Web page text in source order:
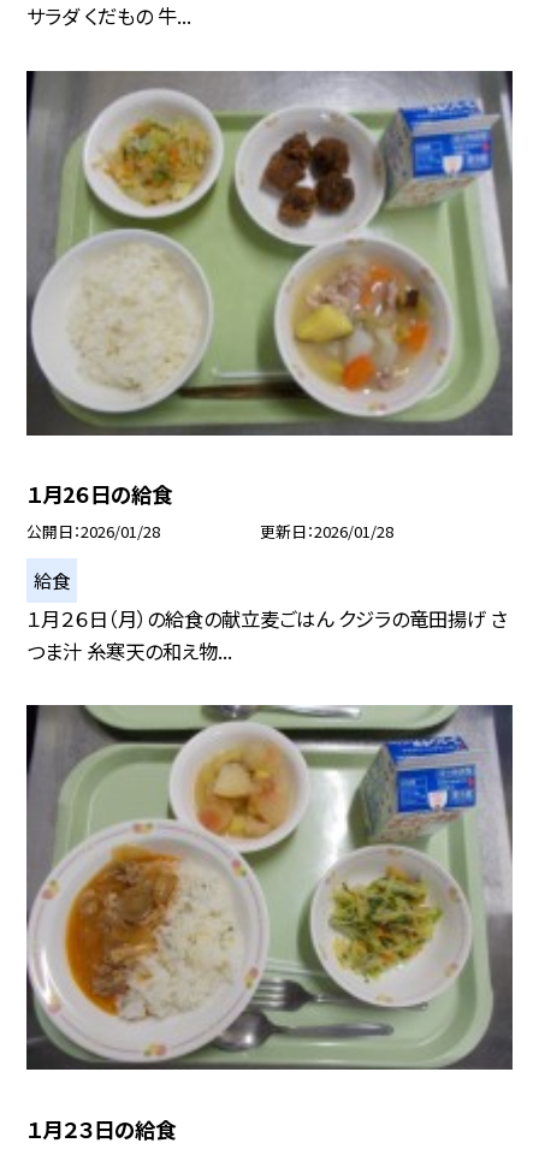
サラダ くだもの 牛...
１月2６日の給食
公開日 2026/01/28 更新日 2026/01/28
給食
１月２６日（月）の給食の献立麦ごはん クジラの竜田揚げ さ
つま汁 糸寒天の和え物...
１月２３日の給食